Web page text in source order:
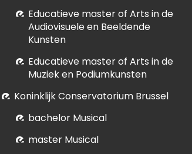
Educatieve master of Arts in de
Audiovisuele en Beeldende
Kunsten
Educatieve master of Arts in de
Muziek en Podiumkunsten
Koninklijk Conservatorium Brussel
bachelor Musical
master Musical